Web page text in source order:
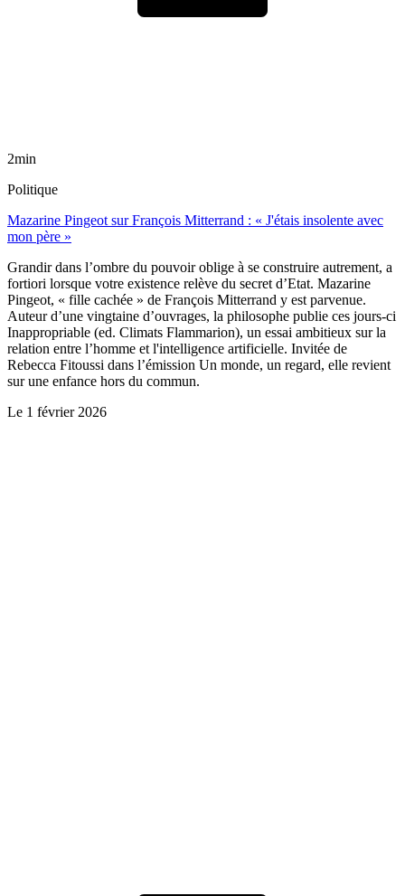
2min
Politique
Mazarine Pingeot sur François Mitterrand : « J'étais insolente avec
mon père »
Grandir dans l’ombre du pouvoir oblige à se construire autrement, a
fortiori lorsque votre existence relève du secret d’Etat. Mazarine
Pingeot, « fille cachée » de François Mitterrand y est parvenue.
Auteur d’une vingtaine d’ouvrages, la philosophe publie ces jours-ci
Inappropriable (ed. Climats Flammarion), un essai ambitieux sur la
relation entre l’homme et l'intelligence artificielle. Invitée de
Rebecca Fitoussi dans l’émission Un monde, un regard, elle revient
sur une enfance hors du commun.
Le 1 février 2026